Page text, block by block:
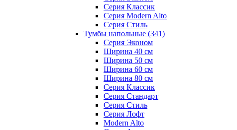
Серия Классик
Серия Modern Alto
Серия Стиль
Тумбы напольные (341)
Серия Эконом
Ширина 40 см
Ширина 50 см
Ширина 60 см
Ширина 80 см
Серия Классик
Серия Стандарт
Серия Стиль
Серия Лофт
Modern Alto